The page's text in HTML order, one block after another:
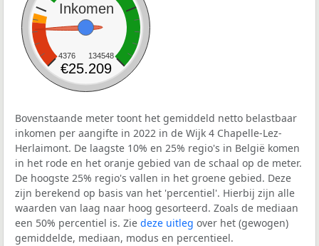
Inkomen
4376 134548
€25.209
Bovenstaande meter toont het gemiddeld netto belastbaar
inkomen per aangifte in 2022 in de Wijk 4 Chapelle-Lez-
Herlaimont. De laagste 10% en 25% regio's in België komen
in het rode en het oranje gebied van de schaal op de meter.
De hoogste 25% regio's vallen in het groene gebied. Deze
zijn berekend op basis van het 'percentiel'. Hierbij zijn alle
waarden van laag naar hoog gesorteerd. Zoals de mediaan
een 50% percentiel is. Zie deze uitleg over het (gewogen)
gemiddelde, mediaan, modus en percentieel.